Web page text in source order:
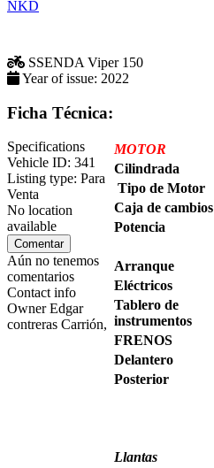
SSENDA Viper 150
Year of issue: 2022
Ficha Técnica:
MOTOR
Cilindrada
Tipo de Motor
Caja de cambios
Potencia
Arranque
Eléctricos
Tablero de
instrumentos
FRENOS
Delantero
Posterior
Llantas
Specifications
Vehicle ID: 341
Listing type: Para
Venta
No location
available
Aún no tenemos
comentarios
Contact info
Owner Edgar
contreras Carrión,